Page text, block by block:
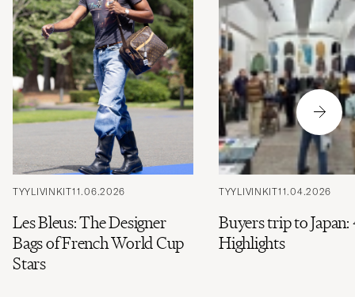
TYYLIVINKIT11.06.2026
Les Bleus: The Designer
Bags of French World Cup
Stars
TYYLIVINKIT11.04.2026
Buyers trip to Japan:
Highlights